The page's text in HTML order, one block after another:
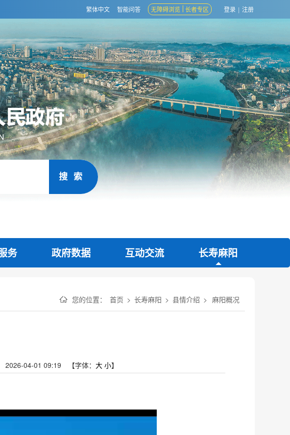
繁体中文 智能问答 无障碍浏览 长者专区 登录 | 注册
务 政府数据 互动交流 长寿麻阳
您的位置： 首页 > 长寿麻阳 > 县情介绍 > 麻阳概况
2026-04-01 09:19 【字体： 大 小】